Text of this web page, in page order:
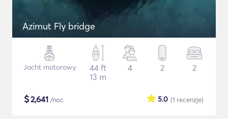
Azimut Fly bridge
Jacht motorowy
44 ft
13 m
4 2 2
$2,641 /noc (1 recenzje)
5.0